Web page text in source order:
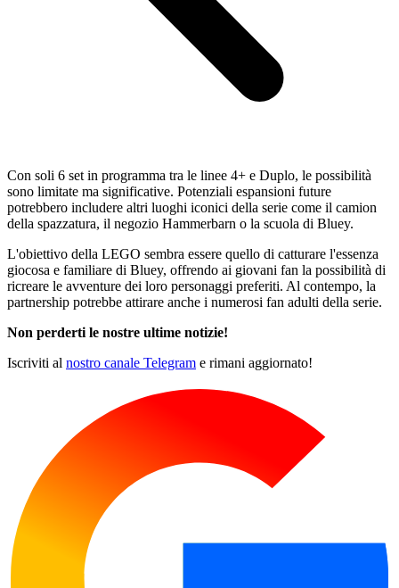
Con soli 6 set in programma tra le linee 4+ e Duplo, le possibilità
sono limitate ma significative. Potenziali espansioni future
potrebbero includere altri luoghi iconici della serie come il camion
della spazzatura, il negozio Hammerbarn o la scuola di Bluey.
L'obiettivo della LEGO sembra essere quello di catturare l'essenza
giocosa e familiare di Bluey, offrendo ai giovani fan la possibilità di
ricreare le avventure dei loro personaggi preferiti. Al contempo, la
partnership potrebbe attirare anche i numerosi fan adulti della serie.
Non perderti le nostre ultime notizie!
Iscriviti al nostro canale Telegram e rimani aggiornato!